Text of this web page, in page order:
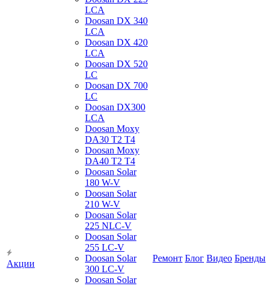
Акции
LCA
Doosan DX 340
LCA
Doosan DX 420
LCA
Doosan DX 520
LC
Doosan DX 700
LC
Doosan DX300
LCA
Doosan Moxy
DA30 T2 T4
Doosan Moxy
DA40 T2 T4
Doosan Solar
180 W-V
Doosan Solar
210 W-V
Doosan Solar
225 NLC-V
Doosan Solar
255 LC-V
Doosan Solar
300 LC-V
Doosan Solar
Ремонт Блог Видео Бренды